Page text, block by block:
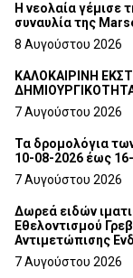
Η νεολαία γέμισε
συναυλία της
8 Αυγούστου 2026
ΚΑΛΟΚΑΙΡΙΝΗ
7 Αυγούστου 2026
Τα δρομολόγια των
10-08-2026 έως
7 Αυγούστου 2026
Δωρεά ειδών
Εθελοντισμού
Αντιμετώπισης
Τμήματος Γρεβενών
7 Αυγούστου 2026